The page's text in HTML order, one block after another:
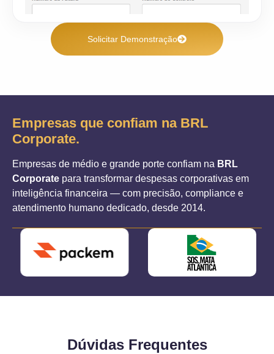
Solicitar Demonstração
Empresas que confiam na BRL
Corporate.
Empresas de médio e grande porte confiam na BRL
Corporate para transformar despesas corporativas em
inteligência financeira — com precisão, compliance e
atendimento humano dedicado, desde 2014.
Dúvidas Frequentes